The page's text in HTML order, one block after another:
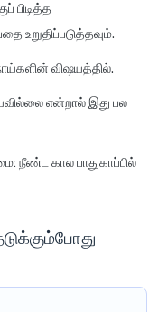
பிடித்த
உறுதிப்படுத்தவும்.
விஷயத்தில்.
என்றால் இது பல
: நீண்ட கால பாதுகாப்பில்